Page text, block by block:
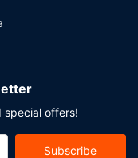
special offers!
Subscribe